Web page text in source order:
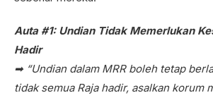
Auta #1: Undian Tidak Memerlukan
Hadir
➡ “Undian dalam MRR boleh tetap
tidak semua Raja hadir, asalkan korum